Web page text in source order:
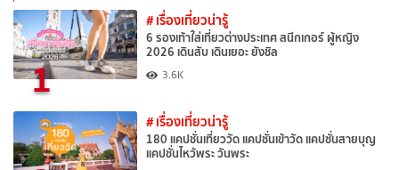
1
# เรื่องเที่ยวน่ารู้
6 รองเท้าใส่เที่ยวต่างประเทศ สนีกเกอร์ ผู้หญิง
2026 เดินสับ เดินเยอะ ยังชิล
3.6K
# เรื่องเที่ยวน่ารู้
180 แคปชั่นเที่ยววัด แคปชั่นเข้าวัด แคปชั่นสายบุญ
แคปชั่นไหว้พระ วันพระ